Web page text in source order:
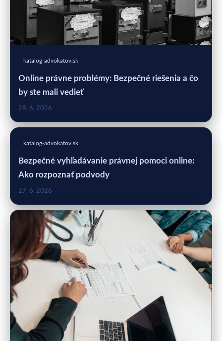
katalog-advokatov.sk
Online právne problémy: Bezpečné riešenia a čo
by ste mali vedieť
28. 6. 2026
katalog-advokatov.sk
Bezpečné vyhľadávanie právnej pomoci online:
Ako rozpoznať podvody
27. 6. 2026